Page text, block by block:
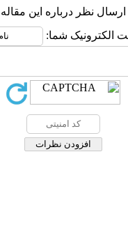
ارسال نظر درباره این مقاله
الکترونیک شما: